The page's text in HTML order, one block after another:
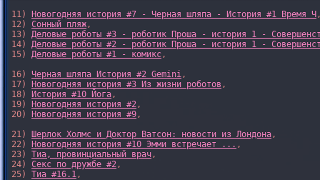
11)
Новогодняя история #7 - Черная шляпа - История #1 Время Ч
12) Сонный пляж,
13) Деловые роботы #3 - роботик Проша - история 1 -
14) Деловые роботы #2 - роботик Проша - история 1 -
15) Деловые роботы #1 - комикс,
16) Черная шляпа История #2 Gemini,
17)
Новогодняя история #3 Из жизни роботов ,
18)
История #10 Йога,
19)
Новогодняя история #2,
20)
Новогодняя история #9,
21) Шерлок Холмс и Доктор Ватсон: новости из Лондона,
22)
Новогодняя история #10 Эмми встречает ... ,
23) Тиа, провинциальный врач,
24) Секс по дружбе #2,
25) Тиа #16.1,